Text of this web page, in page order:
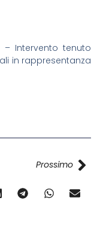
– Intervento tenuto
in rappresentanza
Prossimo